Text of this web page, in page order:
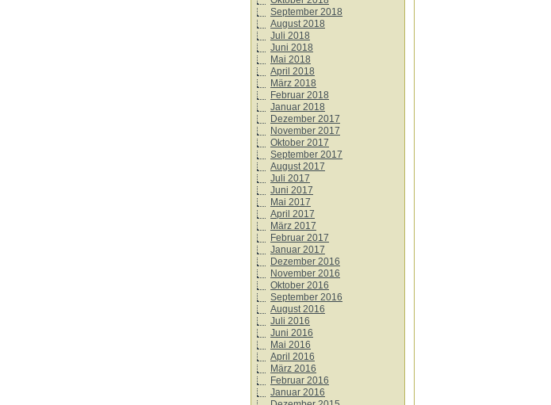
September 2018
August 2018
Juli 2018
Juni 2018
Mai 2018
April 2018
März 2018
Februar 2018
Januar 2018
Dezember 2017
November 2017
Oktober 2017
September 2017
August 2017
Juli 2017
Juni 2017
Mai 2017
April 2017
März 2017
Februar 2017
Januar 2017
Dezember 2016
November 2016
Oktober 2016
September 2016
August 2016
Juli 2016
Juni 2016
Mai 2016
April 2016
März 2016
Februar 2016
Januar 2016